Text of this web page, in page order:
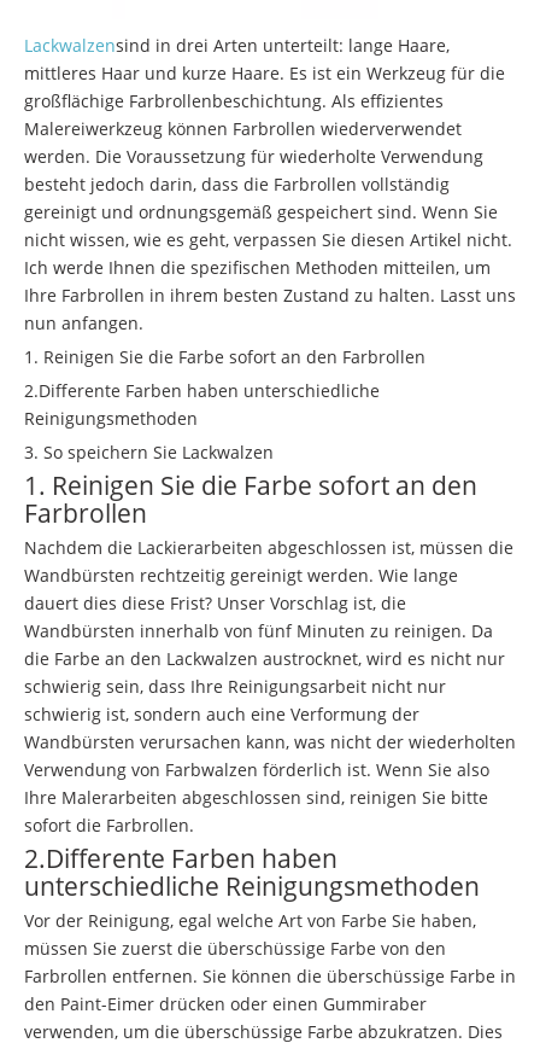
Lackwalzensind in drei Arten unterteilt: lange Haare,
mittleres Haar und kurze Haare. Es ist ein Werkzeug für die
großflächige Farbrollenbeschichtung. Als effizientes
Malereiwerkzeug können Farbrollen wiederverwendet
werden. Die Voraussetzung für wiederholte Verwendung
besteht jedoch darin, dass die Farbrollen vollständig
gereinigt und ordnungsgemäß gespeichert sind. Wenn Sie
nicht wissen, wie es geht, verpassen Sie diesen Artikel nicht.
Ich werde Ihnen die spezifischen Methoden mitteilen, um
Ihre Farbrollen in ihrem besten Zustand zu halten. Lasst uns
nun anfangen.
1. Reinigen Sie die Farbe sofort an den Farbrollen
2.Differente Farben haben unterschiedliche
Reinigungsmethoden
3. So speichern Sie Lackwalzen
1. Reinigen Sie die Farbe sofort an den
Farbrollen
Nachdem die Lackierarbeiten abgeschlossen ist, müssen die
Wandbürsten rechtzeitig gereinigt werden. Wie lange
dauert dies diese Frist? Unser Vorschlag ist, die
Wandbürsten innerhalb von fünf Minuten zu reinigen. Da
die Farbe an den Lackwalzen austrocknet, wird es nicht nur
schwierig sein, dass Ihre Reinigungsarbeit nicht nur
schwierig ist, sondern auch eine Verformung der
Wandbürsten verursachen kann, was nicht der wiederholten
Verwendung von Farbwalzen förderlich ist. Wenn Sie also
Ihre Malerarbeiten abgeschlossen sind, reinigen Sie bitte
sofort die Farbrollen.
2.Differente Farben haben
unterschiedliche Reinigungsmethoden
Vor der Reinigung, egal welche Art von Farbe Sie haben,
müssen Sie zuerst die überschüssige Farbe von den
Farbrollen entfernen. Sie können die überschüssige Farbe in
den Paint-Eimer drücken oder einen Gummiraber
verwenden, um die überschüssige Farbe abzukratzen. Dies